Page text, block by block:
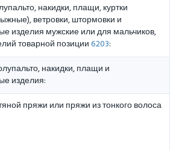
накидки, плащи, куртки
ветровки, штормовки и
изделия мужские или для мальчиков,
товарной позиции6203:
накидки, плащи и
изделия:
пряжи или пряжи из тонкого волоса